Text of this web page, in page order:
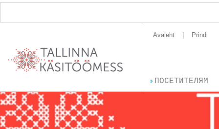
Avaleht Prindi
ПОСЕТИТЕЛЯМ